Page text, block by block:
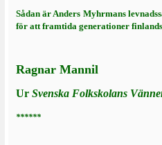
Sådan är Anders Myhrmans
för att framtida gene­rationer
Ragnar Mannil
Ur Svenska Folkskolans
******